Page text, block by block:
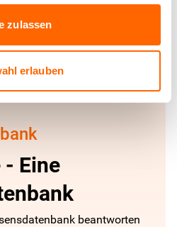
zulassen
erlauben
Eine
beantworten